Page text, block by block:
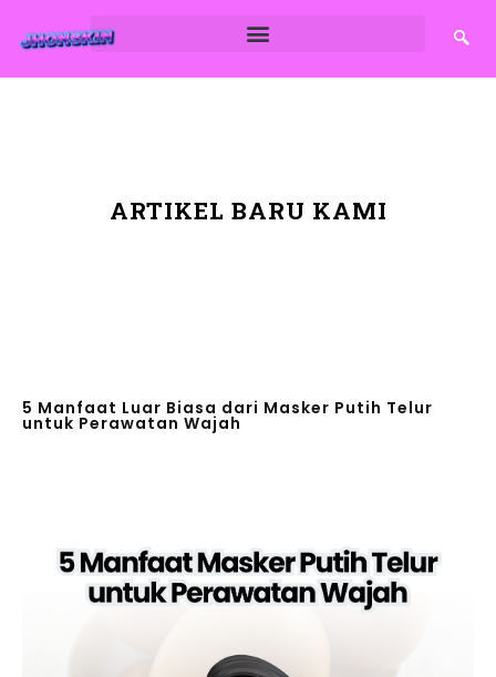
ARTIKEL BARU KAMI
5 Manfaat Luar Biasa dari Masker Putih Telur
untuk Perawatan Wajah